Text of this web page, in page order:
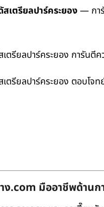
เตรียลปาร์คระยอง— กา
เตรียลปาร์คระยอง การัน
เตรียลปาร์คระยอง ตอบโ
ง.com มืออาชีพด้า